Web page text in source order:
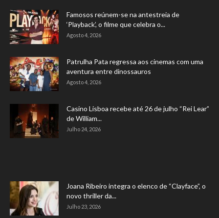
Famosos reúnem-se na antestreia de
‘Playback’, o filme que celebra o...
Agosto 4, 2026
Patrulha Pata regressa aos cinemas com uma
aventura entre dinossauros
Agosto 4, 2026
Casino Lisboa recebe até 26 de julho “Rei Lear”
de William...
Julho 24, 2026
Joana Ribeiro integra o elenco de “Clayface”, o
novo thriller da...
Julho 23, 2026